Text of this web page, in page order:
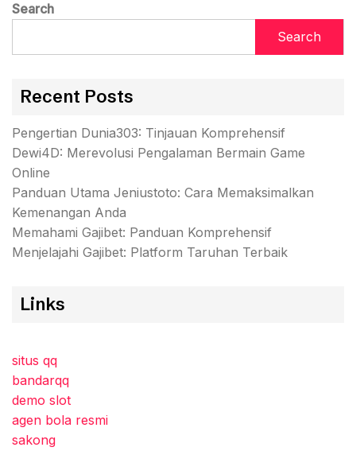
Search
Search
Recent Posts
Pengertian Dunia303: Tinjauan Komprehensif
Dewi4D: Merevolusi Pengalaman Bermain Game
Online
Panduan Utama Jeniustoto: Cara Memaksimalkan
Kemenangan Anda
Memahami Gajibet: Panduan Komprehensif
Menjelajahi Gajibet: Platform Taruhan Terbaik
Links
situs qq
bandarqq
demo slot
agen bola resmi
sakong